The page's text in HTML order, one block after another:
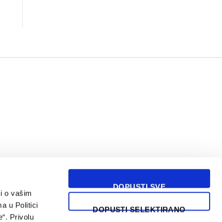
o vašim
u Politici
Privolu
DOPUSTI SVE
DOPUSTI SELEKTIRANO